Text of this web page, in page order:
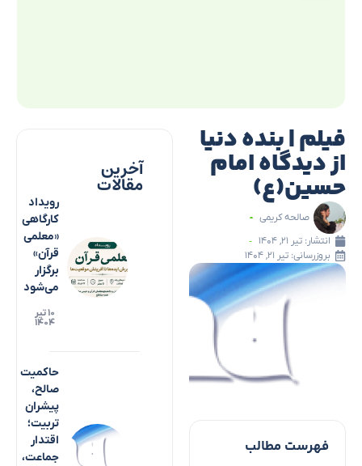
فیلم | بنده دنیا
از دیدگاه امام
حسین(ع)
صالحه کریمی
انتشار: تیر ۲۱, ۱۴۰۴
بروزرسانی: تیر ۲۱, ۱۴۰۴
فهرست مطالب
آخرین
مقالات
رویداد
کارگاهی
«معلمی
قرآن»
برگزار
می‌شود
۱۰ تیر
۱۴۰۴
حاکمیت
صالح،
پیشران
تربیت؛
اقتدار
جماعت،